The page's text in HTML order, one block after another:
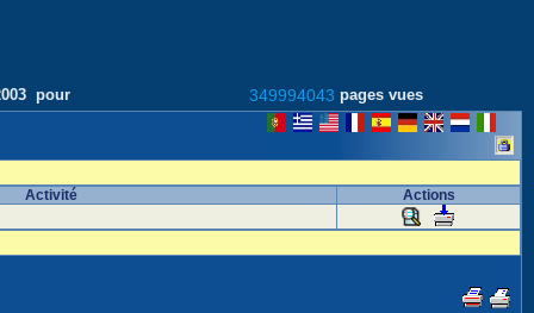
pour 349994043 pages vues
Activité Actions